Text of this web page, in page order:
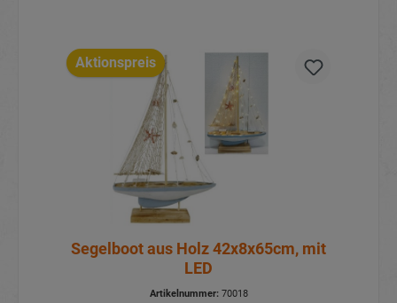
Aktionspreis
Segelboot aus Holz 42x8x65cm, mit
LED
Artikelnummer:70018